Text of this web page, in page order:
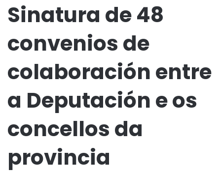
Sinatura de 48
convenios de
colaboración entre
a Deputación e os
concellos da
provincia